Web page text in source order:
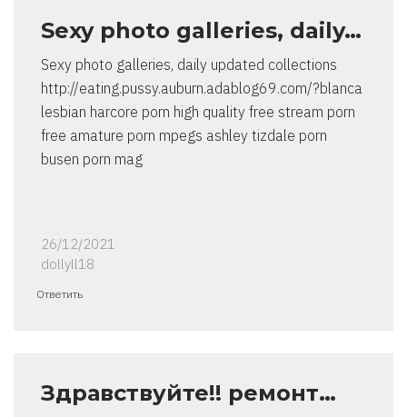
Sexy photo galleries, daily…
Sexy photo galleries, daily updated collections
http://eating.pussy.auburn.adablog69.com/?blanca
lesbian harcore porn high quality free stream porn
free amature porn mpegs ashley tizdale porn
busen porn mag
26/12/2021
dollyll18
Ответить
Здравствуйте!! ремонт…